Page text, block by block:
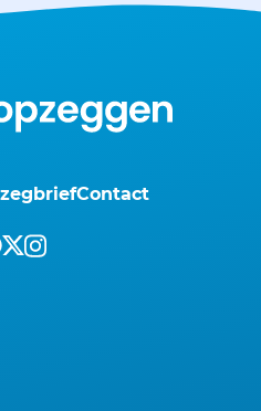
Contact